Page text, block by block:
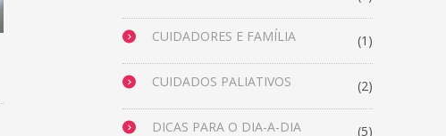
CUIDADORES E FAMÍLIA (1)
CUIDADOS PALIATIVOS (2)
DICAS PARA O DIA-A-DIA (5)